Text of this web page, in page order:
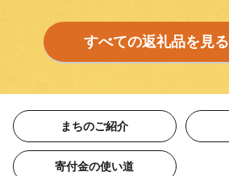
すべての返礼品を見る
まちのご紹介
寄付金の使い道